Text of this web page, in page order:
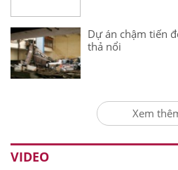
Dự án chậm tiến
thả nổi
Xem
VIDEO